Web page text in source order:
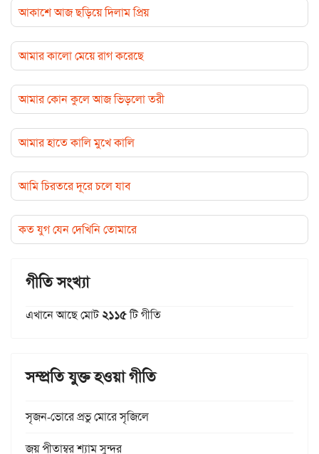
আকাশে আজ ছড়িয়ে দিলাম প্রিয়
আমার কালো মেয়ে রাগ করেছে
আমার কোন কুলে আজ ভিড়লো তরী
আমার হাতে কালি মুখে কালি
আমি চিরতরে দূরে চলে যাব
কত যুগ যেন দেখিনি তোমারে
গীতি সংখ্যা
এখানে আছে মোট২১১৫টি গীতি
সম্প্রতি যুক্ত হওয়া গীতি
সৃজন-ভোরে প্রভু মোরে সৃজিলে
জয় পীতাম্বর শ্যাম সুন্দর